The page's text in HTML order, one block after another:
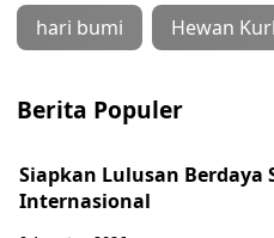
hari bumi Hewan
Berita Populer
Siapkan Lulusan Berdaya
Internasional